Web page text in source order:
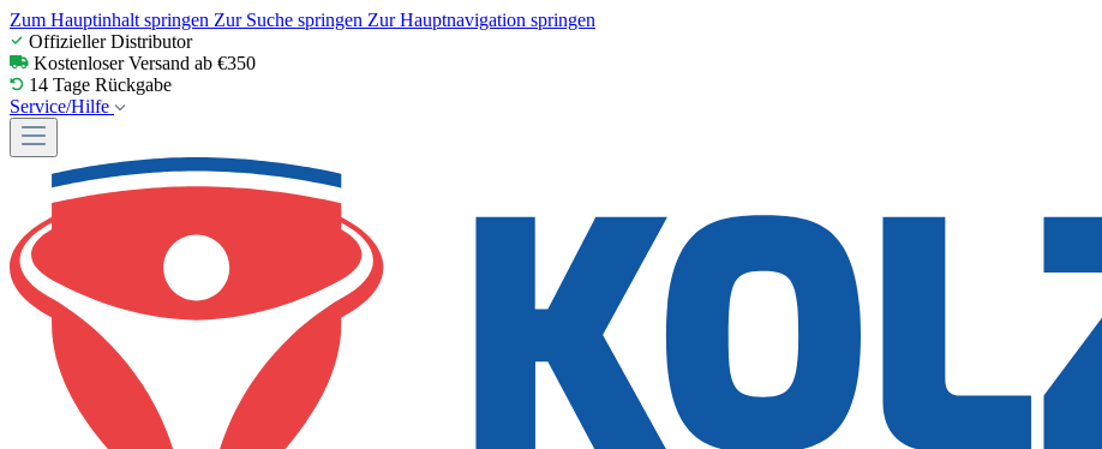
Zum Hauptinhalt springen Zur Suche springen Zur Hauptnavigation springen
Offizieller Distributor
Kostenloser Versand ab €350
14 Tage Rückgabe
Service/Hilfe